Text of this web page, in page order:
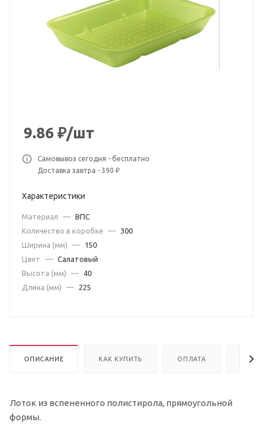
9.86 ₽/шт
Самовывоз сегодня - бесплатно
Доставка завтра - 390 ₽
Характеристики
Материал — ВПС
Количество в коробке
—
300
Ширина (мм)
—
150
Цвет
— Салатовый
Высота (мм)
—
40
Длина (мм)
— 225
ОПИСАНИЕ КАК КУПИТЬ ОПЛАТА
Лоток из вспененного полистирола, прямоугольной
формы.